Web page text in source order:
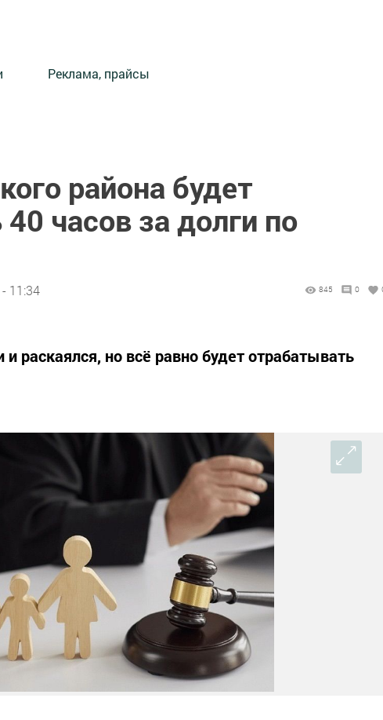
Реклама, прайсы
района будет
часов за долги по
11:34 845 0
раскаялся, но всё равно будет отрабатывать